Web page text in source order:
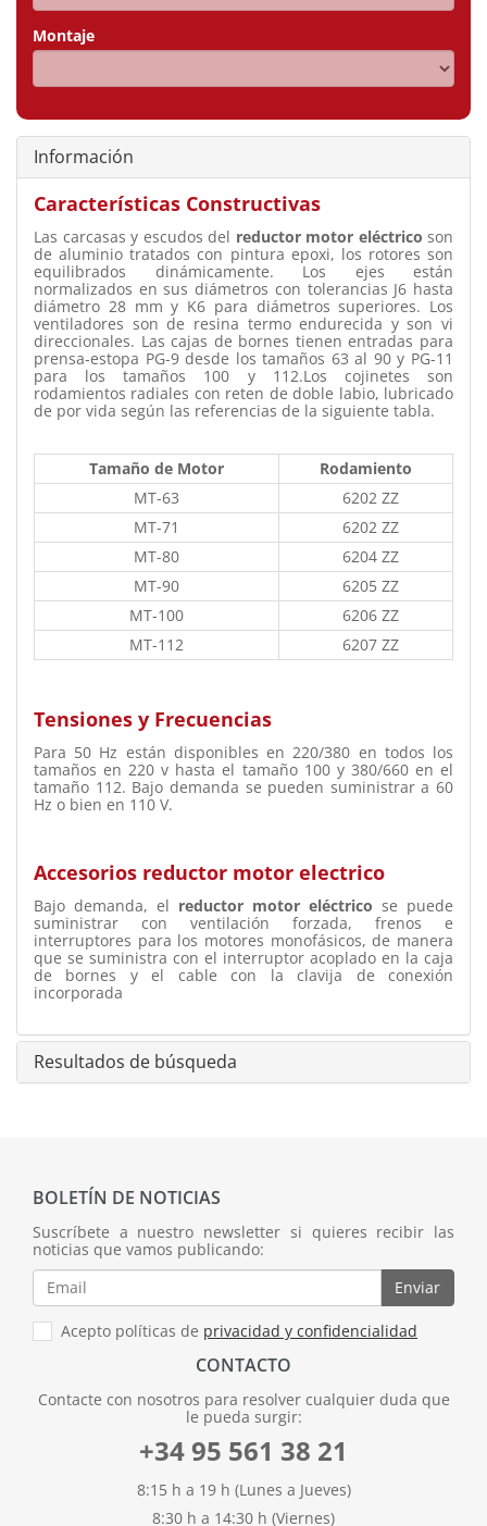
Montaje
Información
Características Constructivas
Las carcasas y escudos del reductor motor eléctrico son
de aluminio tratados con pintura epoxi, los rotores son
equilibrados dinámicamente. Los ejes están
normalizados en sus diámetros con tolerancias J6 hasta
diámetro 28 mm y K6 para diámetros superiores. Los
ventiladores son de resina termo endurecida y son vi
direccionales. Las cajas de bornes tienen entradas para
prensa-estopa PG-9 desde los tamaños 63 al 90 y PG-11
para los tamaños 100 y 112.Los cojinetes son
rodamientos radiales con reten de doble labio, lubricado
de por vida según las referencias de la siguiente tabla.
Tamaño de Motor
Rodamiento
MT-63
6202 ZZ
MT-71
6202 ZZ
MT-80
6204 ZZ
MT-90
6205 ZZ
MT-100
6206 ZZ
MT-112
6207 ZZ
Tensiones y Frecuencias
Para 50 Hz están disponibles en 220/380 en todos los
tamaños en 220 v hasta el tamaño 100 y 380/660 en el
tamaño 112. Bajo demanda se pueden suministrar a 60
Hz o bien en 110 V.
Accesorios reductor motor electrico
Bajo demanda, el reductor motor eléctrico se puede
suministrar con ventilación forzada, frenos e
interruptores para los motores monofásicos, de manera
que se suministra con el interruptor acoplado en la caja
de bornes y el cable con la clavija de conexión
incorporada
Resultados de búsqueda
BOLETÍN DE NOTICIAS
Suscríbete a nuestro newsletter si quieres recibir las
noticias que vamos publicando:
Enviar
Acepto políticas de privacidad y confidencialidad
CONTACTO
Contacte con nosotros para resolver cualquier duda que
le pueda surgir:
+34 95 561 38 21
8:15 h a 19 h (Lunes a Jueves)
8:30 h a 14:30 h (Viernes)